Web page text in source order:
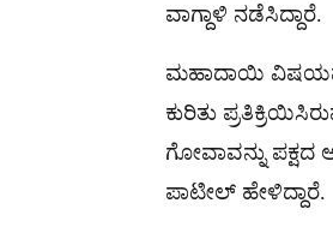
ವಾಗ್ದಾಳಿ ನಡೆಸಿದ್ದಾರೆ.
ಮಹಾದಾಯಿ
ಕುರಿತು
ಗೋವಾವನ್ನು
ಪಾಟೀಲ್ ಹೇಳಿದ್ದಾರೆ.